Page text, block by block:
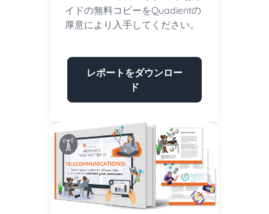
イドの無料コピーをQuadientの
厚意により入手してください。
レポートをダウンロー
ド